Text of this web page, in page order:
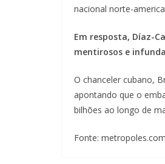
nacional norte-
Em resposta, Díaz-
mentirosos e
O chanceler cubano,
apontando que o
bilhões ao longo de
Fonte: